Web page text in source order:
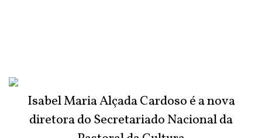
Isabel Maria Alçada Cardoso é a nova
diretora do Secretariado Nacional da